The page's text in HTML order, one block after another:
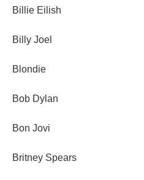
Billie Eilish
Billy Joel
Blondie
Bob Dylan
Bon Jovi
Britney Spears